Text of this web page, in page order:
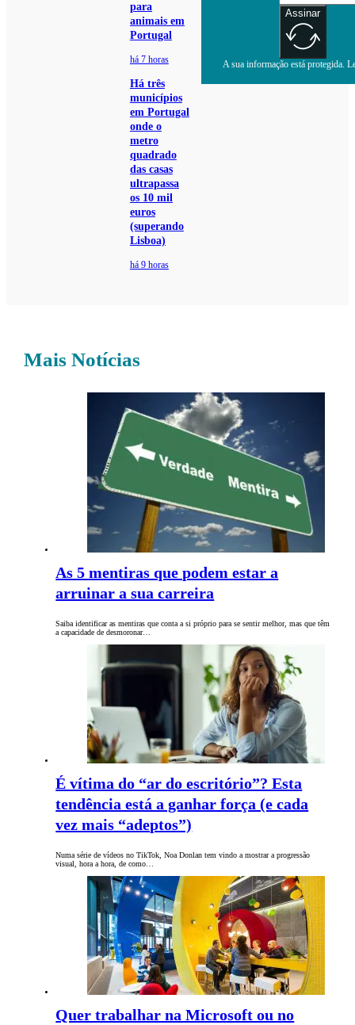
para
animais em
Portugal
há 7 horas
Há três
municípios
em Portugal
onde o
metro
quadrado
das casas
ultrapassa
os 10 mil
euros
(superando
Lisboa)
há 9 horas
Assinar
A sua informação está protegida.
Mais Notícias
As 5 mentiras que podem estar a
arruinar a sua carreira
Saiba identificar as mentiras que conta a si próprio para se sentir melhor, mas que têm
a capacidade de desmoronar…
É vítima do “ar do escritório”? Esta
tendência está a ganhar força (e cada
vez mais “adeptos”)
Numa série de vídeos no TikTok, Noa Donlan tem vindo a mostrar a progressão
visual, hora a hora, de como…
Quer trabalhar na Microsoft ou no